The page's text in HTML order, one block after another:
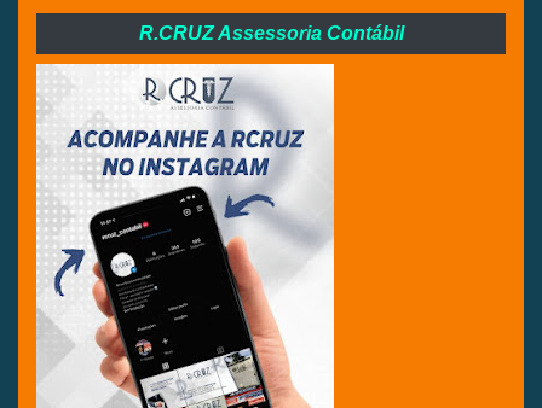
R.CRUZ Assessoria Contábil